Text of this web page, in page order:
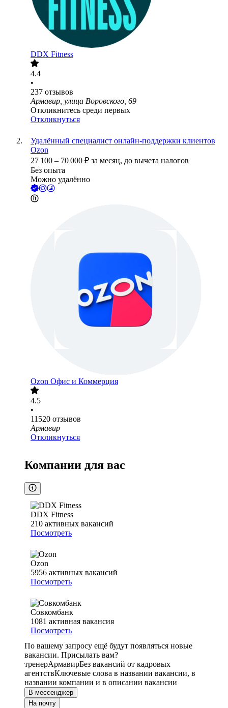
DDX Fitness
4.4
•
237 отзывов
Армавир, улица Воровского, 69
Откликнитесь среди первых
Откликнуться
Удалённый специалист онлайн-поддержки клиентов
Ozon
27 100 – 70 000 ₽ за месяц, до вычета налогов
Без опыта
Можно удалённо
Ozon Офис и Коммерция
4.5
•
11520 отзывов
Армавир
Откликнуться
Компании для вас
DDX Fitness
210 активных вакансий
Посмотреть
Ozon
5956 активных вакансий
Посмотреть
Совкомбанк
1081 активная вакансия
Посмотреть
По вашему запросу ещё будут появляться новые
вакансии. Присылать вам?
тренерАрмавирБез вакансий от кадровых
агентствКлючевые слова в названии вакансии, в
названии компании и в описании вакансии
В мессенджер
На почту